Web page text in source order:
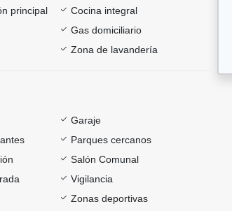
principal
Cocina integral
Gas domiciliario
Zona de lavandería
Garaje
Parques cercanos
Salón Comunal
Vigilancia
Zonas deportivas